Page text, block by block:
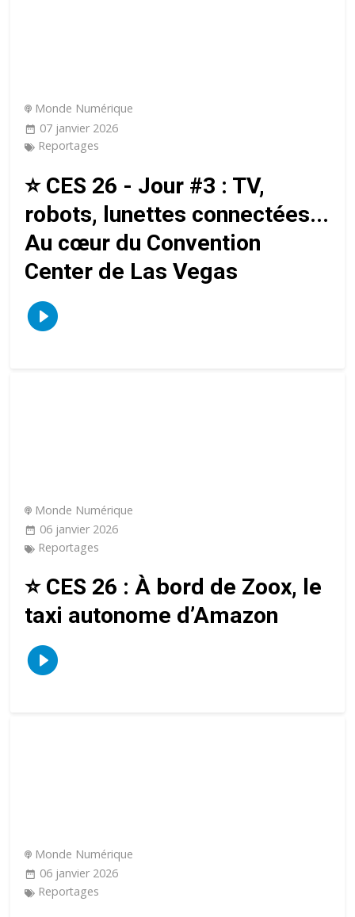
Monde Numérique
07 janvier 2026
Reportages
⭐️ CES 26 - Jour #3 : TV,
robots, lunettes connectées...
Au cœur du Convention
Center de Las Vegas
Monde Numérique
06 janvier 2026
Reportages
⭐️ CES 26 : À bord de Zoox, le
taxi autonome d’Amazon
Monde Numérique
06 janvier 2026
Reportages